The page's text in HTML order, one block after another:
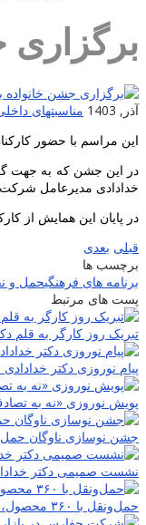
آذر, 1403
مناسبتهای
این مراسم با حضور
خدادادی مدیرعامل شرکت
در پایان این همایش از
قبلی بعدی
برچسب ها
برنامه های فرهنگیحمل و
پست های مرتبط
تبریک روز کارگر به قلم
پیام نوروزی دکتر
پویش نوروزی «نه به
جشن نوسازی ناوگان حمل
نشست صمیمی دکتر
حمل‌ونقل با ۳۶۰ محصول، رتبه دوم تولید داخل محصولات نانو